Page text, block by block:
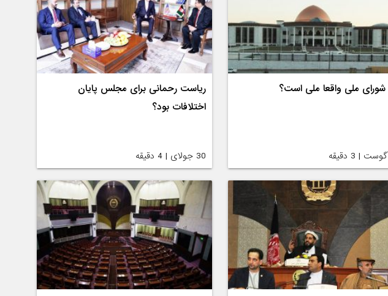
شورای ملی واقعا ملی است؟
ریاست رحمانی برای مجلس پایان
اختلافات بود؟
30 جولای | 4 دقیقه